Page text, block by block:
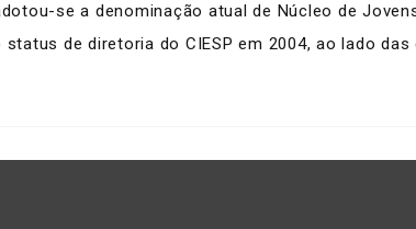
se a denominação atual de Núcleo de
status de diretoria do CIESP em 2004, ao lado